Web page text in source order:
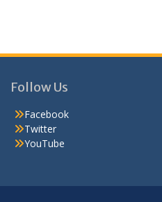
Follow Us
Facebook
Twitter
YouTube